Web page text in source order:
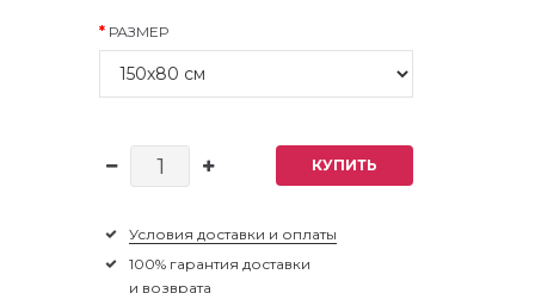
РАЗМЕР
КУПИТЬ
Условия доставки и оплаты
100% гарантия доставки
и возврата